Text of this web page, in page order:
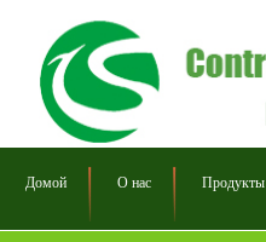
Домой О нас Продукты